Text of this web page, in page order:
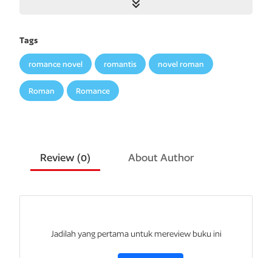
selalu beraksi sendirian. Sedangkan Q, ia senang akhirnya bisa
lagi.
Gadis yang sejak dulu merupakan teka-teki itu sekarang jadi
misteri. Namun, ada beberapa petunjuk. Semuanya untuk Q.
Dan cowok itu pun sadar bahwa semakin ia dekat dengan
Tags
romance novel romantis novel roman
Roman Romance
Review (0) About Author
Jadilah yang pertama untuk mereview buku ini